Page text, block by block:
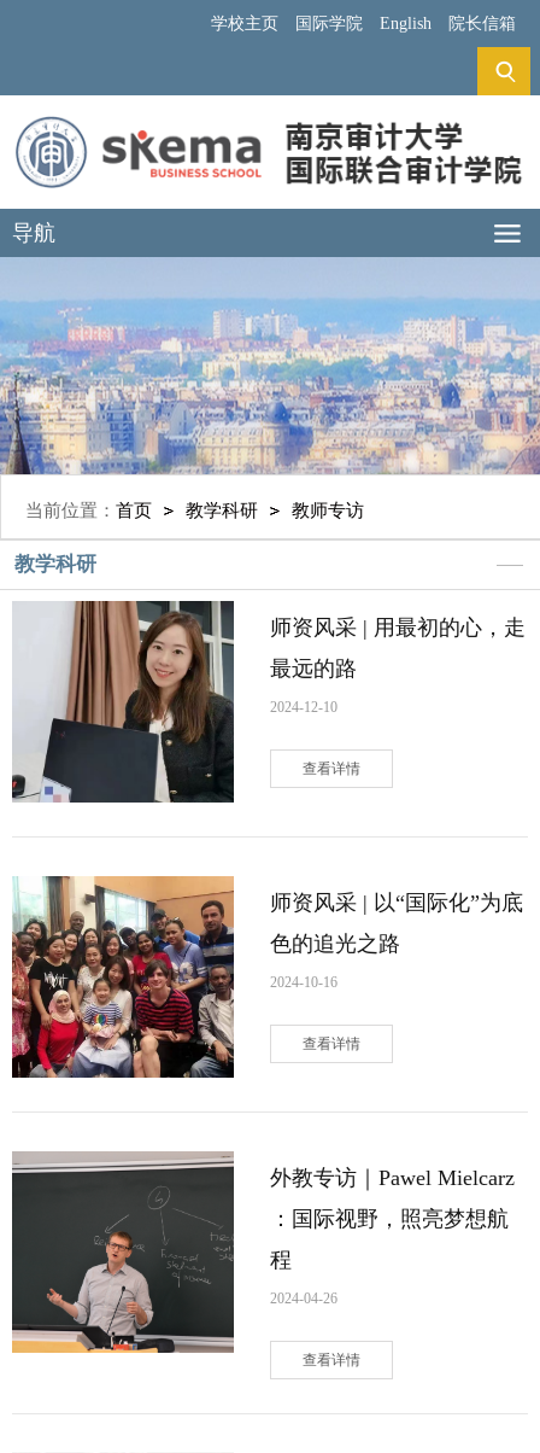
学校主页 国际学院 English 院长信箱
导航
当前位置： 首页 教学科研 教师专访
教学科研
师资风采 | 用最初的心，走
最远的路
2024-12-10
查看详情
师资风采 | 以“国际化”为底
色的追光之路
2024-10-16
查看详情
外教专访｜Pawel Mielcarz
：国际视野，照亮梦想航
程
2024-04-26
查看详情